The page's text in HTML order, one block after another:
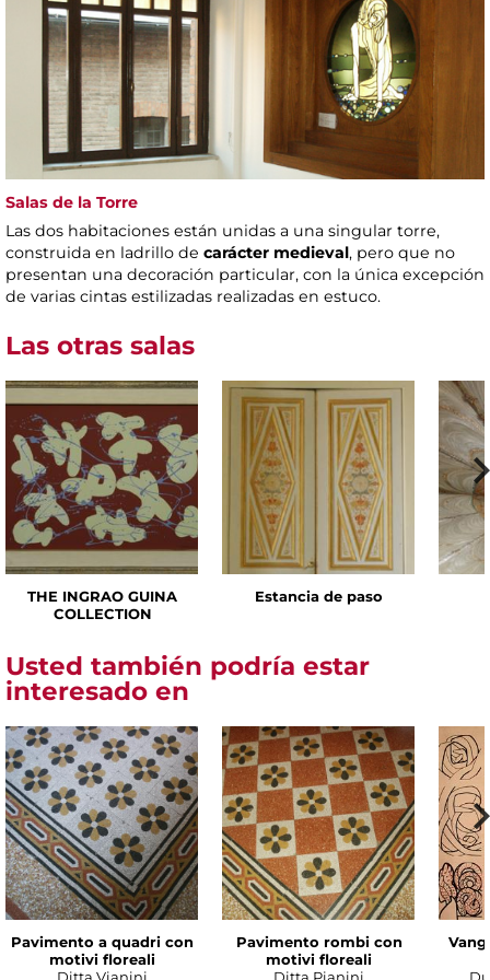
Salas de la Torre
Las dos habitaciones están unidas a una singular torre,
construida en ladrillo de carácter medieval, pero que no
presentan una decoración particular, con la única excepción
de varias cintas estilizadas realizadas en estuco.
Las otras salas
THE INGRAO GUINA
COLLECTION
Estancia de paso
Usted también podría estar
interesado en
Pavimento a quadri con
motivi floreali
Pavimento rombi con
motivi floreali